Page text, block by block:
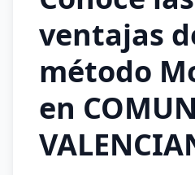
ventajas
método
en